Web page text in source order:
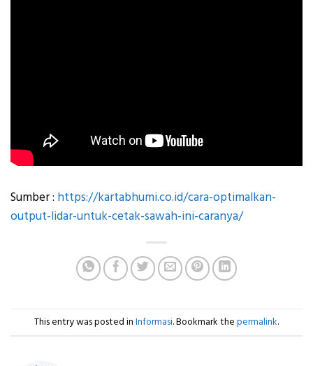
Sumber : https://kartabhumi.co.id/cara-optimalkan-
output-lidar-untuk-cetak-sawah-ini-caranya/
This entry was posted in Informasi. Bookmark the permalink.